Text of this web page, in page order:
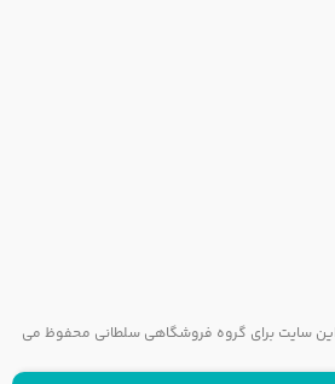
سایت برای گروه فروشگاهی سلطانی محفوظ می